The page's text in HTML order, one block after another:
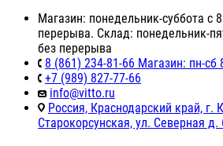
Магазин: понедельник-суббота с
перерыва. Склад: понедельник-
без перерыва
8 (861) 234-81-66 Магазин: пн-сб
+7 (989) 827-77-66
info@vitto.ru
Россия, Краснодарский край, г.
Старокорсунская, ул. Северная д.